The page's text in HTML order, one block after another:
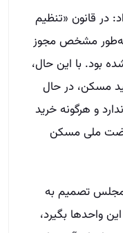
در قانون «تنظیم
به‌طور مشخص مجوز
بود. با این حال،
مسکن، در حال
و هرگونه خرید
ملی مسکن
مجلس تصمیم به
واحدها بگیرد،